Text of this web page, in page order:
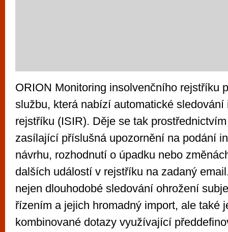
ORION Monitoring insolvenčního rejstříku
službu, která nabízí automatické sledování
rejstříku (ISIR). Děje se tak
zasílající příslušná upozornění na podání
návrhu, rozhodnutí o úpadku nebo
dalších událostí v rejstříku na zadaný
nejen dlouhodobé sledování ohrožení
řízením a jejich hromadný import, ale také
kombinované dotazy využívající